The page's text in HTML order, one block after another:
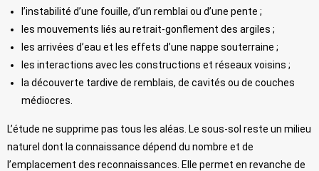
l’instabilité d’une fouille, d’un remblai ou d’une pente ;
les mouvements liés au retrait-gonflement des argiles ;
les arrivées d’eau et les effets d’une nappe souterraine ;
les interactions avec les constructions et réseaux voisins ;
la découverte tardive de remblais, de cavités ou de couches
médiocres.
L’étude ne supprime pas tous les aléas. Le sous-sol reste un milieu
naturel dont la connaissance dépend du nombre et de
l’emplacement des reconnaissances. Elle permet en revanche de